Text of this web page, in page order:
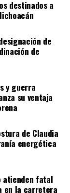
Toño
comunitario
destinados a
de
de
y guerra
su ventaja
de Claudia
energética
atienden fatal
en la carretera